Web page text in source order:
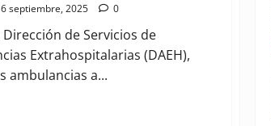
septiembre, 2025 0
de Servicios de
Extrahospitalarias (DAEH),
ambulancias a...